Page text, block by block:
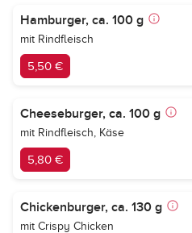
Hamburger, ca. 100 g
mit Rindfleisch
5,50 €
Cheeseburger, ca. 100 g
mit Rindfleisch, Käse
5,80 €
Chickenburger, ca. 130 g
mit Crispy Chicken